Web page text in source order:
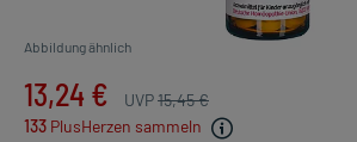
Abbildung ähnlich
13,24 € UVP15,45 €
133 PlusHerzen sammeln